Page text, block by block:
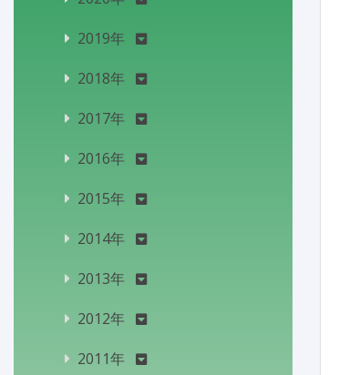
2019年
2018年
2017年
2016年
2015年
2014年
2013年
2012年
2011年